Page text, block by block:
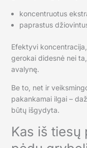
koncentruotus
paprastus
Efektyvi
gerokai didesnė nei
avalynę.
Be to, net ir
pakankamai ilgai –
būtų išgydyta.
Kas iš tiesų